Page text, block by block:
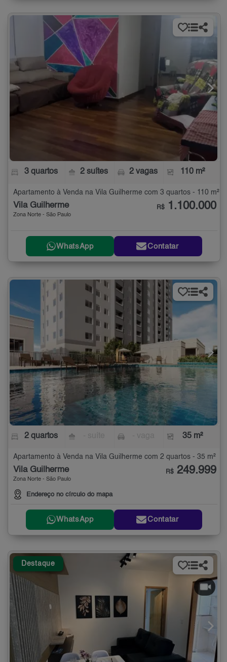
3 quartos 2 suítes 2 vagas 110 m²
Apartamento à Venda na Vila Guilherme com 3 quartos - 110 m²
Vila Guilherme
Zona Norte - São Paulo
R$ 1.100.000
WhatsApp Contatar
2 quartos 35 m²
Apartamento à Venda na Vila Guilherme com 2 quartos - 35 m²
Vila Guilherme
Zona Norte - São Paulo
Endereço no círculo do mapa
R$ 249.999
WhatsApp Contatar
Destaque